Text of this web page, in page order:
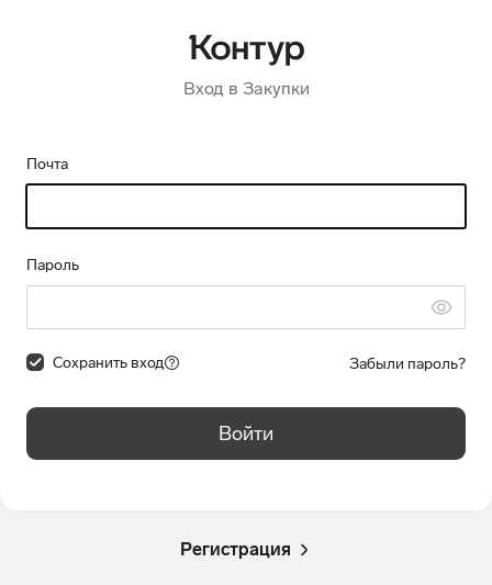
Вход в Закупки
Почта
Пароль
Сохранить вход Забыли пароль?
Войти
Регистрация